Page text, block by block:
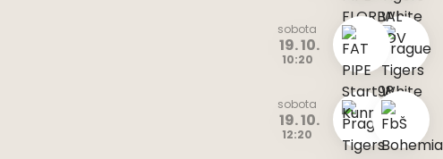
sobota
19. 10.
10:20
sobota
19. 10.
12:20